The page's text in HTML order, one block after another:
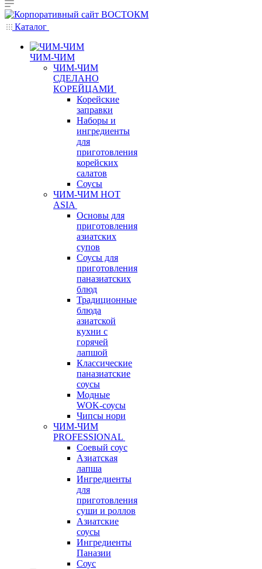
Каталог
ЧИМ-ЧИМ
ЧИМ-ЧИМ
СДЕЛАНО
КОРЕЙЦАМИ
Корейские
заправки
Наборы и
ингредиенты
для
приготовления
корейских
салатов
Соусы
ЧИМ-ЧИМ HOT
ASIA
Основы для
приготовления
азиатских
супов
Соусы для
приготовления
паназиатских
блюд
Традиционные
блюда
азиатской
кухни с
горячей
лапшой
Классические
паназиатские
соусы
Модные
WOK-соусы
Чипсы нори
ЧИМ-ЧИМ
PROFESSIONAL
Соевый соус
Азиатская
лапша
Ингредиенты
для
приготовления
суши и роллов
Азиатские
соусы
Ингредиенты
Паназии
Соус